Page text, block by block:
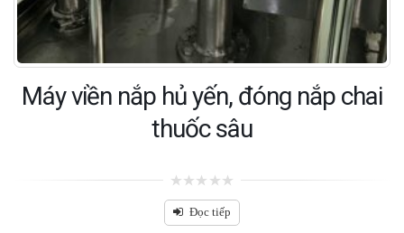
Máy viền nắp hủ yến, đóng nắp chai
thuốc sâu
0
out
of
Đọc tiếp